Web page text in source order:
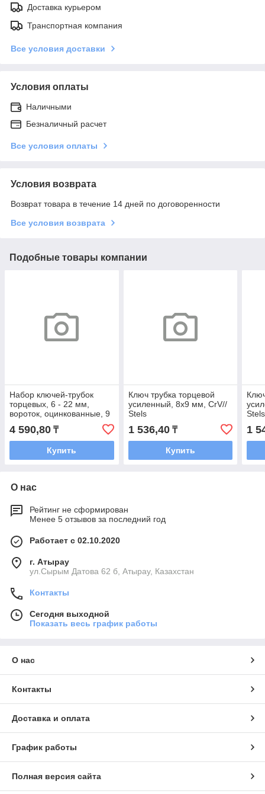
Доставка курьером
Транспортная компания
Все условия доставки
Условия оплаты
Наличными
Безналичный расчет
Все условия оплаты
Условия возврата
Возврат товара в течение 14 дней по договоренности
Все условия возврата
Подобные товары компании
Набор ключей-трубок
торцевых, 6 - 22 мм,
вороток, оцинкованные, 9
4 590,80 ₸
Купить
Ключ трубка торцевой
усиленный, 8х9 мм, CrV//
Stels
1 536,40₸
Купить
Stels
1
О нас
Рейтинг не сформирован
Менее 5 отзывов за последний год
Работает с 02.10.2020
г. Атырау
ул.Сырым Датова 62 б, Атырау, Казахстан
Контакты
Сегодня выходной
Показать весь график работы
О нас
Контакты
Доставка и оплата
График работы
Полная версия сайта